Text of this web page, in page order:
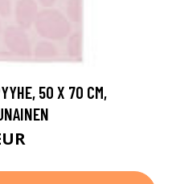
50 X 70 CM,